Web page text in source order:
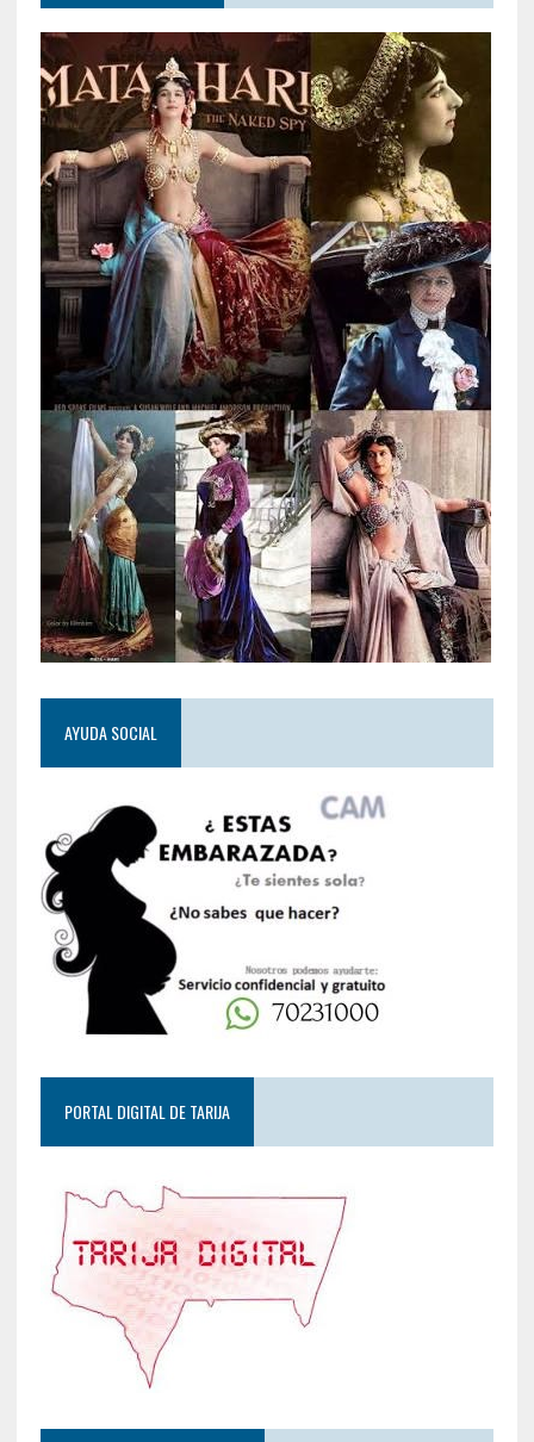
AYUDA SOCIAL
PORTAL DIGITAL DE TARIJA